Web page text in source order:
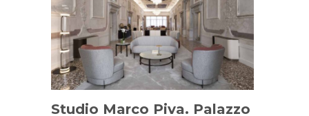
Studio Marco Piva. Palazzo